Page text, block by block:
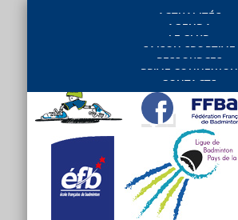
ACTUALITÉS
AGENDA
LE CLUB
SAISON SPORTIVE
RESSOURCES
PRIVE CONNEXION
CONTACTS